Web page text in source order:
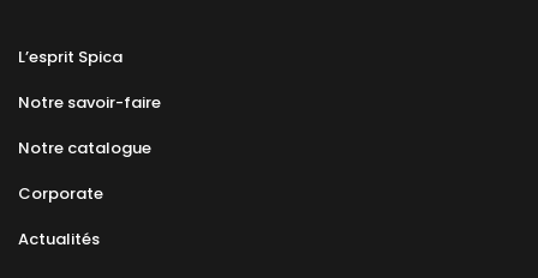
L’esprit Spica
Notre savoir-faire
Notre catalogue
Corporate
Actualités